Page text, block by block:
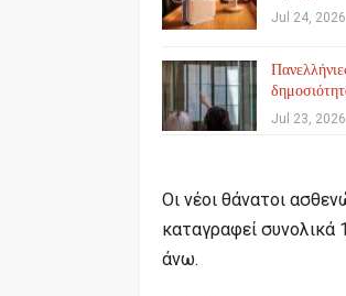
Jul 24, 2026
Jul 23, 2026
Οι νέοι θάνατοι
καταγραφεί συνολικά
άνω.